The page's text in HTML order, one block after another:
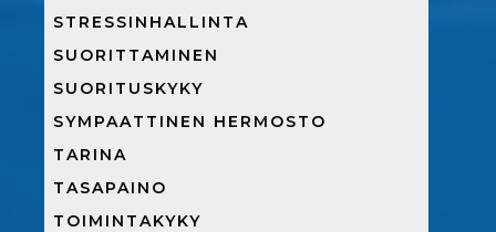
STRESSINHALLINTA
SUORITTAMINEN
SUORITUSKYKY
SYMPAATTINEN HERMOSTO
TARINA
TASAPAINO
TOIMINTAKYKY